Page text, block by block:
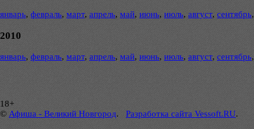
январь, февраль, март, апрель, май, июнь, июль, август, сентябрь,
2010
январь, февраль, март, апрель, май, июнь, июль, август, сентябрь,
18+
© Афиша - Великий Новгород. Разработка сайта Vessoft.RU.